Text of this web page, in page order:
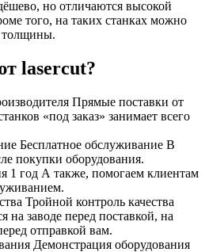
но отличаются высокой
того, на таких станках можно
толщины.
lasercut?
Прямые поставки от
«под заказ» занимает всего
Бесплатное обслуживание В
покупки оборудования.
1 год А также, помогаем клиентам
Тройной контроль качества
на заводе перед поставкой, на
отправкой вам.
Демонстрация оборудования